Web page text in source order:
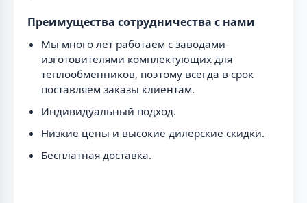
Преимущества сотрудничества с нами
Мы много лет работаем с заводами-
изготовителями комплектующих для
теплообменников, поэтому всегда в срок
поставляем заказы клиентам.
Индивидуальный подход.
Низкие цены и высокие дилерские скидки.
Бесплатная доставка.